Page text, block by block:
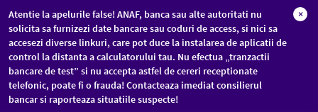
Atentie la apelurile false! ANAF, banca sau alte autoritati nu
solicita sa furnizezi date bancare sau coduri de access, si nici sa
accesezi diverse linkuri, care pot duce la instalarea de aplicatii de
control la distanta a calculatorului tau. Nu efectua „tranzactii
bancare de test” si nu accepta astfel de cereri receptionate
telefonic, poate fi o frauda! Contacteaza imediat consilierul
bancar si raporteaza situatiile suspecte!
×